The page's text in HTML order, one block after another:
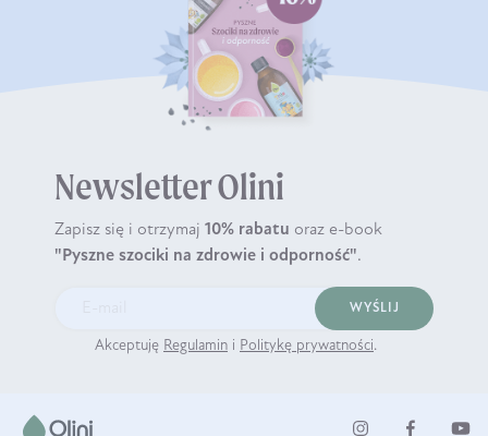
Newsletter Olini
Zapisz się i otrzymaj 10% rabatu oraz e-book
"Pyszne szociki na zdrowie i odporność".
WYŚLIJ
Akceptuję Regulamin i Politykę prywatności.